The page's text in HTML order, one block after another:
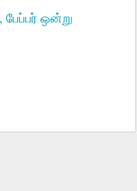
பேப்பர் ஒன்று